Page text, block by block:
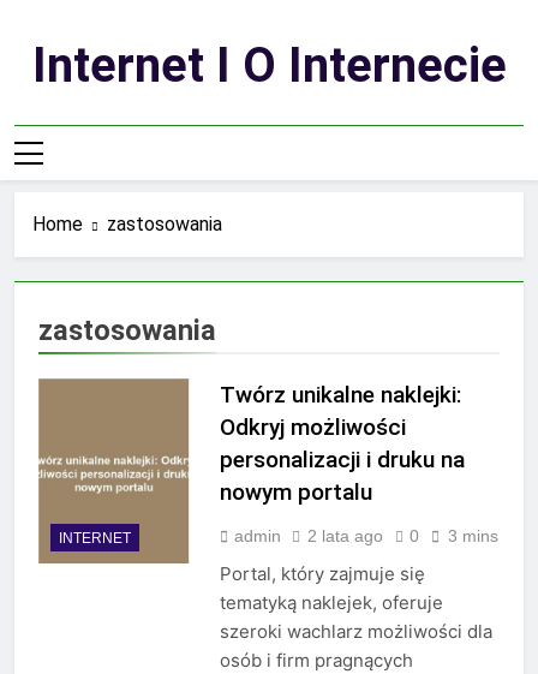
contentInternet I O Internecie
Home zastosowania
zastosowania
INTERNET
Twórz unikalne naklejki:
Odkryj możliwości
personalizacji i druku na
nowym portalu
admin 2 lata ago 0 3 mins
Portal, który zajmuje się
tematyką naklejek, oferuje
szeroki wachlarz możliwości dla
osób i firm pragnących